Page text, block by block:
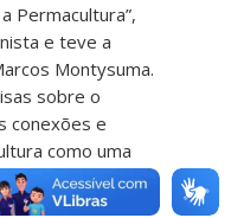
Permacultura”,
e teve a
Montysuma.
sobre o
conexões e
como uma
Assim, as
sobre a